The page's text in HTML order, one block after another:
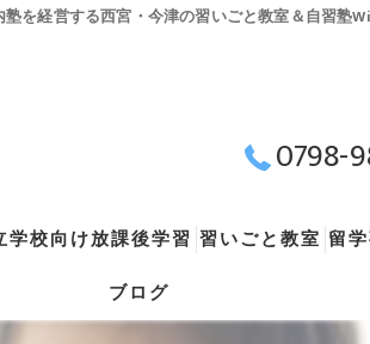
を経営する西宮・今津の習いごと教室＆自習
0798-
映像授業型の塾･自習塾WillBeの口コミ情報
校向け放課後学習 習いごと教室
ロボット教室（ヒューマンアカデミ
留
留
ブログ